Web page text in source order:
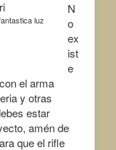
luz
N
o
ex
ist
e
el arma
y otras
estar
amén de
que el rifle